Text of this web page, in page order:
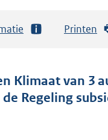
Printen
Klimaat van 3
Regeling